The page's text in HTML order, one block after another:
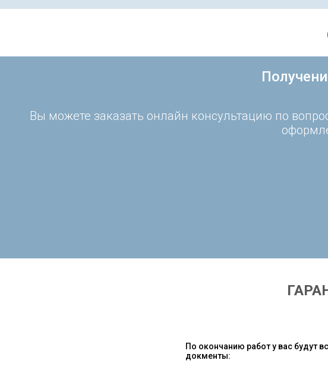
Вы можете заказать онлайн консультацию по
По окончанию работ у вас будут
докменты: